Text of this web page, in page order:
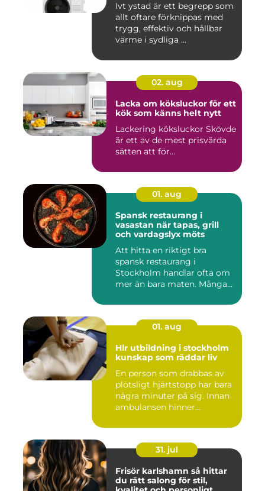
Ivt ystad är ett begrepp som
allt oftare förknippas med
trygg, effektiv och hållbar
värme i sydliga ...
02. aug
Lacka om köksluckor för ett
kök som känns helt nytt
Lackering köksluckor Skövde
är ett av de mest prisvärda
sätten att för...
01. aug
Spansk restaurang i
vasastan när tapas, grill
och vardagslyx möts
Att hitta en riktigt bra
spansk restaurang i
Stockholm handlar ofta om
mer än bara maten. Många
01. aug
Hlr utbildning i stockholm
kunskap som räddar liv
En person som drabbas av
plötsligt hjärtstopp har bara
några minuter på sig. Innan
ambulansen hinner...
31. jul
Frisör karlshamn så hittar
du rätt salong för stil,